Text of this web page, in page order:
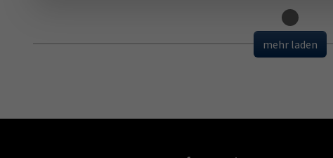
Loading...
mehr laden